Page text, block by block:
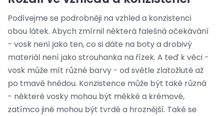
Podívejme se podrobněji na vzhled a konzistenci
obou látek. Abych zmírnil některá falešná očekávání
- vosk není jako ten, co si dáte na boty a drobivý
materiál není jako strouhanka na řízek. A teď k věci -
vosk může mít různé barvy - od světle zlatožluté až
po tmavě hnědou. Konzistence může být také různá
- některé vosky mohou být měkké a krémové,
zatímco jiné mohou být tvrdé a hroznější. Také se